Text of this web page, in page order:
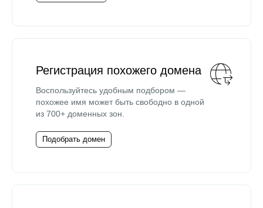
Регистрация похожего домена
Воспользуйтесь удобным подбором —
похожее имя может быть свободно в одной
из 700+ доменных зон.
Подобрать домен